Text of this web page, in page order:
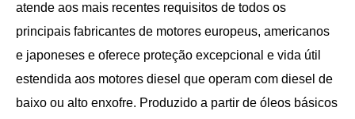
atende aos mais recentes requisitos de todos os
principais fabricantes de motores europeus, americanos
e japoneses e oferece proteção excepcional e vida útil
estendida aos motores diesel que operam com diesel de
baixo ou alto enxofre. Produzido a partir de óleos básicos